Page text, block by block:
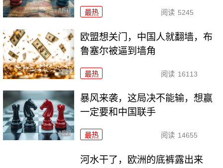
最热 阅读 5245
欧盟想关门，中国人就翻墙，布
鲁塞尔被逼到墙角
最热 阅读 16113
暴风来袭，这局决不能输，想赢
一定要和中国联手
最热 阅读 14655
河水干了，欧洲的底裤露出来